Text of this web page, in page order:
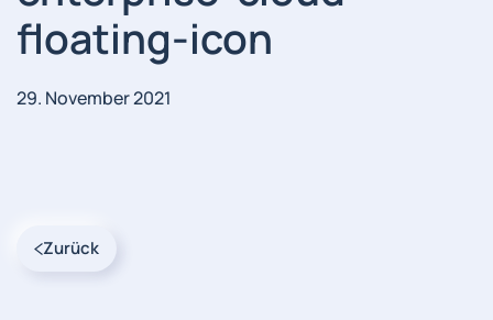
floating-icon
29. November 2021
Zurück